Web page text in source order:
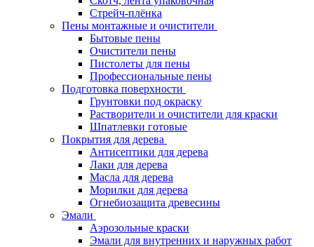
Стрейч-плёнка
Пены монтажные и очистители
Бытовые пены
Очистители пены
Пистолеты для пены
Профессиональные пены
Подготовка поверхности
Грунтовки под окраску
Растворители и очистители для краски
Шпатлевки готовые
Покрытия для дерева
Антисептики для дерева
Лаки для дерева
Масла для дерева
Морилки для дерева
Огнебиозащита древесины
Эмали
Аэрозольные краски
Эмали для внутренних и наружных работ